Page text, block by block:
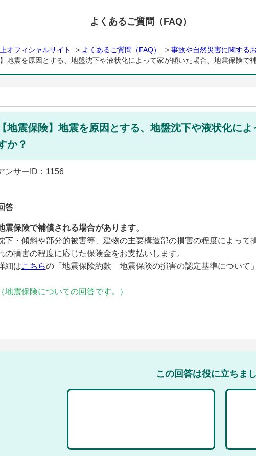
よくあるご質問（FAQ）
オフィシャルサイト > よくあるご質問（FAQ） > 事故や自然災害に関する
】地震を原因とする、地盤沈下や液状化によって家が傾いた場合、地震保険で
【地震保険】地震を原因とする、地盤沈下や液状化に
か？
ンサーID：1156
答
震保険で補償される場合があります。
下・傾斜や部分的被害等、建物の主要構造部の損害の程度によっ
の損害の程度に応じた保険金をお支払いします。
細はこちらの「地震保険約款 地震保険の損害の認定基準について
（地震保険についての回答です。）
この回答は役に立ちま